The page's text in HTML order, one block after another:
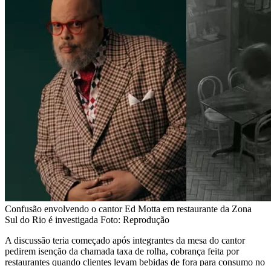
Confusão envolvendo o cantor Ed Motta em restaurante da Zona
Sul do Rio é investigada Foto: Reprodução
A discussão teria começado após integrantes da mesa do cantor
pedirem isenção da chamada taxa de rolha, cobrança feita por
restaurantes quando clientes levam bebidas de fora para consumo no